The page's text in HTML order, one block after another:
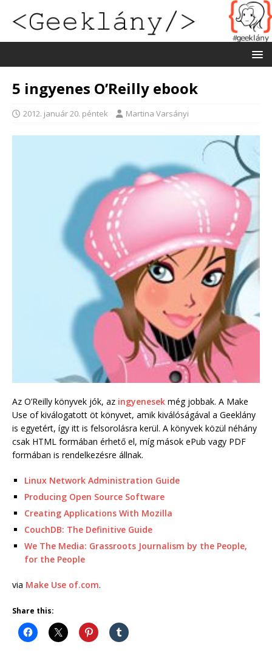
5 ingyenes O’Reilly ebook
2012. január 20. péntek Martina Varsányi
Az O’Reilly könyvek jók, az ingyenesek még jobbak. A Make
Use of kiválogatott öt könyvet, amik kiválóságával a Geeklány
is egyetért, így itt is felsorolásra kerül. A könyvek közül néhány
csak HTML formában érhető el, míg mások ePub vagy PDF
formában is rendelkezésre állnak.
Linux Network Administration Guide
Producing Open Source Software
Creating Applications With Mozilla
CouchDB: The Definitive Guide
We The Media: Grassroots Journalism by the People,
for the People
via Make Use of.com.
Share this: